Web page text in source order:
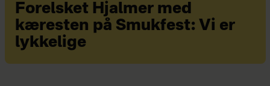
Forelsket Hjalmer med
kæresten på Smukfest: Vi er
lykkelige